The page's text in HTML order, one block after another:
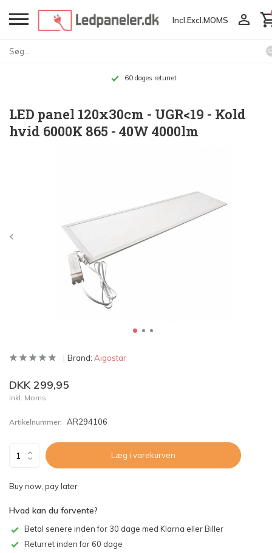
Incl. Excl. MOMS
60 dages returret
LED panel 120x30cm - UGR<19 - Kold
hvid 6000K 865 - 40W 4000lm
Brand: Aigostar
DKK 299,95
Inkl. Moms
Artikelnummer: AR294106
Læg i varekurven
Buy now, pay later
Hvad kan du forvente?
Betal senere inden for 30 dage med Klarna eller Biller
Returret inden for 60 dage